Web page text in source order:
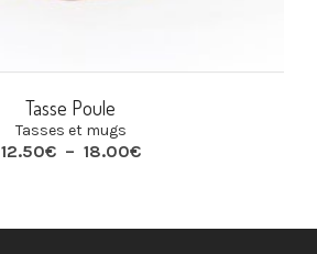
Tasse Poule
Tasses et mugs
12.50€ – 18.00€Plage